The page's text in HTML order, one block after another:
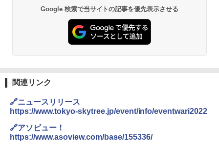
￥2,479
地球の歩き方 スター・ウォーズ
A26 地球の歩き方 チェコ ポーランド スロヴ
パ
PYKES PEAK (パイクスピーク) 着替えテン
ト プライバシー テント 【中が透けない】 1
人用 折りたたみ 防災グッズ 災害用トイレ ビ
ーチ ピクニック ポップアップテント 携帯 簡
易 トイレテント (ブラック)
テント ワンタッチ RENEW 幅200 2-3人用 43
500002(88859)
コンパクト 保冷力長持ち
￥2,980
DEWEL パラソル 大型 ビーチ アウトドアパ
￥6,999
【日本企業販売】超強力クマ対策スプレー 30
Google 検索で当サイトの記事を優先表示させる
関連リンク
🔗ニュースリリース
https://www.tokyo-skytree.jp/event/info/eventwari2022
🔗アソビュー！
https://www.asoview.com/base/155336/